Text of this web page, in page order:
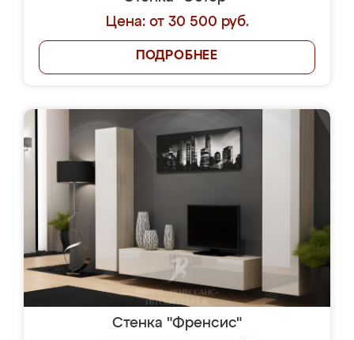
Цена: от 30 500 руб.
ПОДРОБНЕЕ
Стенка "Френсис"